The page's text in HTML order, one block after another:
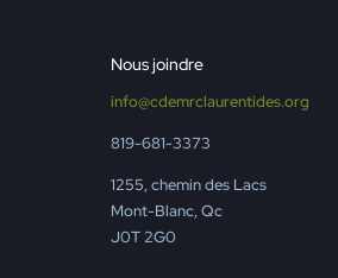
Nous joindre
info@cdemrclaurentides.org
819-681-3373
1255, chemin des Lacs
Mont-Blanc, Qc
J0T 2G0